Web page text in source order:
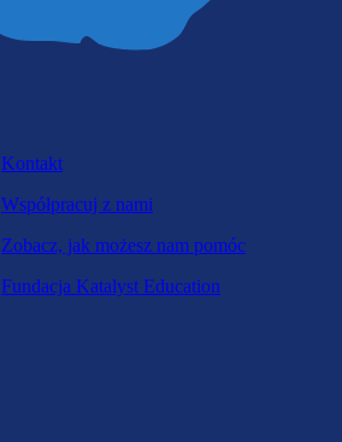
Kontakt
Współpracuj z nami
Zobacz, jak możesz nam pomóc
Fundacja Katalyst Education